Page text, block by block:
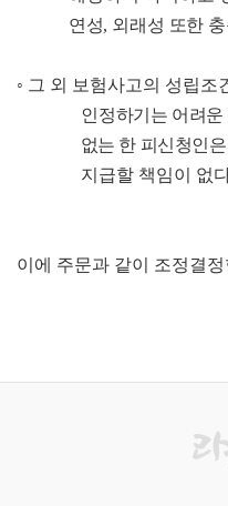
연성, 외래성 또한
◦ 그 외 보험사고의 성립조
인정하기는 어려운
없는 한 피신청인은
지급할 책임이 없
이에 주문과 같이 조정결정